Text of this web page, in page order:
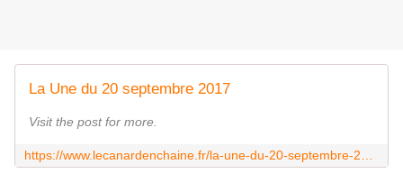
La Une du 20 septembre 2017
Visit the post for more.